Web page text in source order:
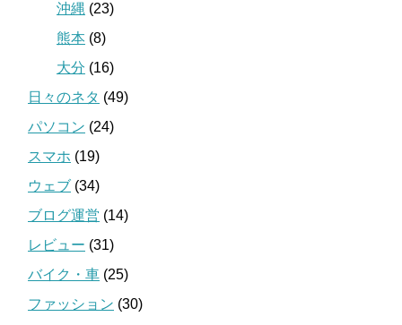
沖縄 (23)
熊本 (8)
大分 (16)
日々のネタ (49)
パソコン (24)
スマホ (19)
ウェブ (34)
ブログ運営 (14)
レビュー (31)
バイク・車 (25)
ファッション (30)